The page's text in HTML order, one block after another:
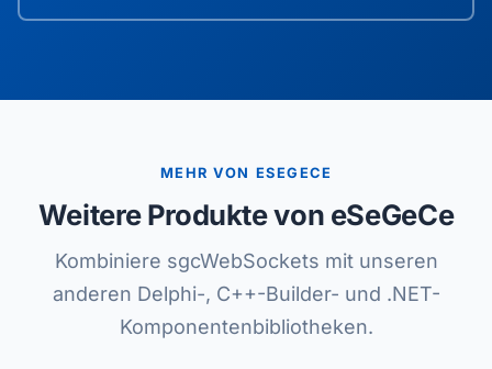
MEHR VON ESEGECE
Weitere Produkte von eSeGeCe
Kombiniere sgcWebSockets mit unseren
anderen Delphi-, C++-Builder- und .NET-
Komponentenbibliotheken.